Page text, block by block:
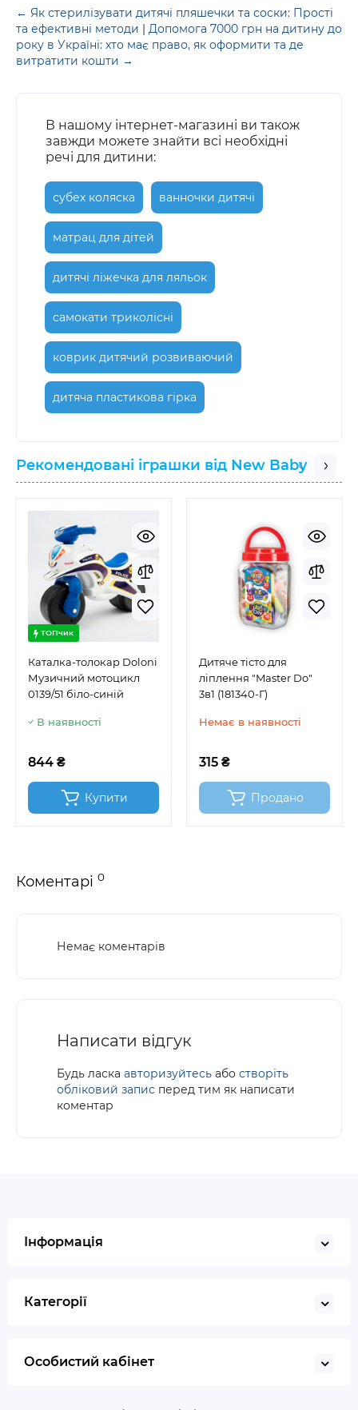
← Як стерилізувати дитячі пляшечки та соски: Прості
та ефективні методи | Допомога 7000 грн на дитину до
року в Україні: хто має право, як оформити та де
витратити кошти →
В нашому інтернет-магазині ви також
завжди можете знайти всі необхідні
речі для дитини:
субех коляска ванночки дитячі
матрац для дітей
дитячі ліжечка для ляльок
самокати триколісні
коврик дитячий розвиваючий
дитяча пластикова гірка
Рекомендовані іграшки від New Baby
ТОПчик
Каталка-толокар Doloni
Музичний мотоцикл
0139/51 біло-синій
В наявності
844 ₴
Купити
Дитяче тісто для
ліплення "Master Do"
3в1 (181340-Г)
Немає в наявності
315 ₴
Продано
Коментарі 0
Немає коментарів
Написати відгук
Будь ласка авторизуйтесь або створіть
обліковий запис перед тим як написати
коментар
Інформація
Категорії
Особистий кабінет